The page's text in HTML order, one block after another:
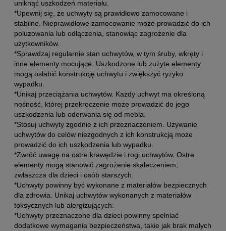
uniknąć uszkodzeń materiału.
*Upewnij się, że uchwyty są prawidłowo zamocowane i
stabilne. Nieprawidłowe zamocowanie może prowadzić do ich
poluzowania lub odłączenia, stanowiąc zagrożenie dla
użytkowników.
*Sprawdzaj regularnie stan uchwytów, w tym śruby, wkręty i
inne elementy mocujące. Uszkodzone lub zużyte elementy
mogą osłabić konstrukcję uchwytu i zwiększyć ryzyko
wypadku.
*Unikaj przeciążania uchwytów. Każdy uchwyt ma określoną
nośność, której przekroczenie może prowadzić do jego
uszkodzenia lub oderwania się od mebla.
*Stosuj uchwyty zgodnie z ich przeznaczeniem. Używanie
uchwytów do celów niezgodnych z ich konstrukcją może
prowadzić do ich uszkodzenia lub wypadku.
*Zwróć uwagę na ostre krawędzie i rogi uchwytów. Ostre
elementy mogą stanowić zagrożenie skaleczeniem,
zwłaszcza dla dzieci i osób starszych.
*Uchwyty powinny być wykonane z materiałów bezpiecznych
dla zdrowia. Unikaj uchwytów wykonanych z materiałów
toksycznych lub alergizujących.
*Uchwyty przeznaczone dla dzieci powinny spełniać
dodatkowe wymagania bezpieczeństwa, takie jak brak małych